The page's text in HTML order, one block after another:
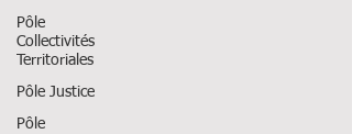
Pôle
Collectivités
Territoriales
Pôle Justice
Pôle